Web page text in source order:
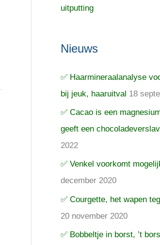
uitputting
Nieuws
✅ Haarmineraalanalyse
bij jeuk, haaruitval 18
✅ Cacao is een
geeft een
2022
✅ Venkel voorkomt
december 2020
✅ Courgette, het wapen
20 november 2020
✅ Bobbeltje in borst, ’t